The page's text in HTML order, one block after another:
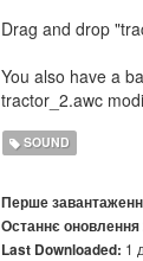
Drag and drop
You also have a
tractor_2.awc
SOUND
Перше
Останнє оновлення
Last Downloaded: 1